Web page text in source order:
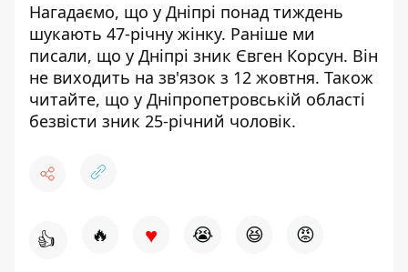
Нагадаємо, що у Дніпрі понад тиждень
шукають 47-річну жінку. Раніше ми
писали, що у Дніпрі зник Євген Корсун. Він
не виходить на зв'язок з 12 жовтня. Також
читайте, що у Дніпропетровській області
безвісти зник 25-річний чоловік.
👍 🔥 ♥ 😭 😆 😡